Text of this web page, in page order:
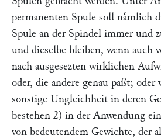
permanenten Spule soll naͤmlich
Spule an der Spindel immer und
und dieselbe bleiben, wenn auch
nach ausgesezten wirklichen
oder, die andere genau paßt; oder
sonstige Ungleichheit in deren
bestehen 2) in der Anwendung
von bedeutendem Gewichte, der